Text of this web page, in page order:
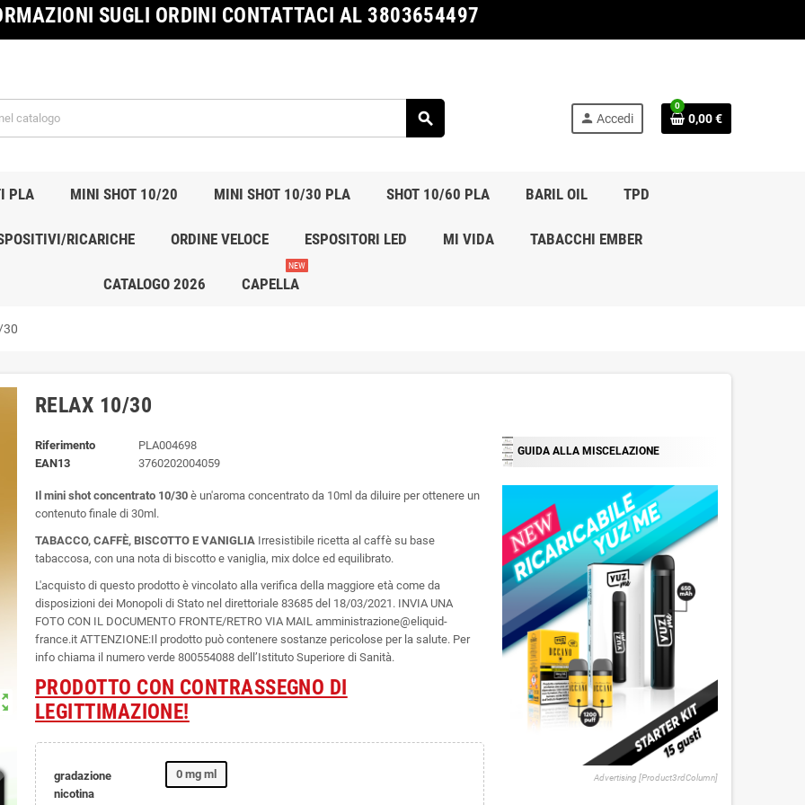
SUGLI ORDINI CONTATTACI AL 3803654497
search person Accedi
0
0,00 €
PLA MINI SHOT 10/20 MINI SHOT 10/30 PLA SHOT 10/60 PLA BARIL OIL TPD
RICARICHE ORDINE VELOCE ESPOSITORI LED MI VIDA TABACCHI EMBER
CATALOGO 2026 CAPELLA
NEW
30
RELAX 10/30
Riferimento
PLA004698
EAN13
3760202004059
Il mini shot concentrato 10/30 è un'aroma concentrato da 10ml da diluire per ottenere un
contenuto finale di 30ml.
TABACCO, CAFFÈ, BISCOTTO E VANIGLIA Irresistibile ricetta al caffè su base
tabaccosa, con una nota di biscotto e vaniglia, mix dolce ed equilibrato.
L'acquisto di questo prodotto è vincolato alla verifica della maggiore età come da
disposizioni dei Monopoli di Stato nel direttoriale 83685 del 18/03/2021. INVIA UNA
FOTO CON IL DOCUMENTO FRONTE/RETRO VIA MAIL amministrazione@eliquid-
france.it ATTENZIONE:Il prodotto può contenere sostanze pericolose per la salute. Per
info chiama il numero verde 800554088 dell’Istituto Superiore di Sanità.
PRODOTTO CON CONTRASSEGNO DI
LEGITTIMAZIONE!
gradazione
nicotina
0 mg ml
GUIDA ALLA MISCELAZIONE
Advertising [Product3rdColumn]